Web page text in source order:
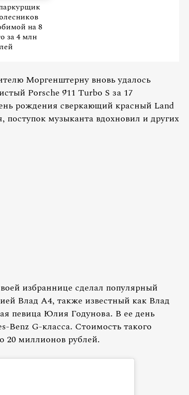
на 8
за 4 млн
Моргенштерну вновь удалось
Porsche 911 Turbo S за 17
рождения сверкающий красный Land
музыканта вдохновил и других
избраннице сделал популярный
Влад А4, также известный как Влад
певица Юлия Годунова. В ее день
Benz G-класса. Стоимость такого
20 миллионов рублей.